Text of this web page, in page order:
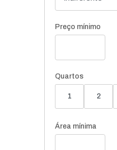
Preço mínimo
Quartos
1 2
Área mínima